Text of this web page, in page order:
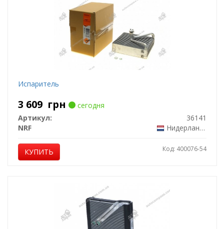
Испаритель
3 609 грн
сегодня
Артикул:
36141
NRF
Нидерланды
КУПИТЬ Код: 400076-54